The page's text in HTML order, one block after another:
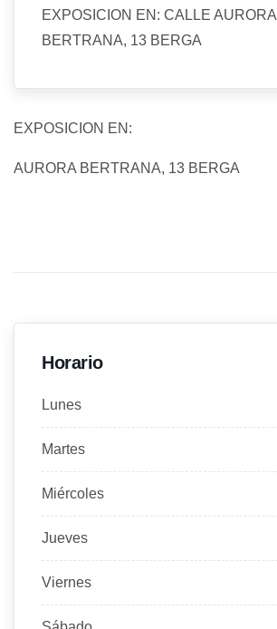
EXPOSICION EN: CALLE AURORA
BERTRANA, 13 BERGA
EXPOSICION EN:
AURORA BERTRANA, 13 BERGA
Horario
Lunes
Martes
Miércoles
Jueves
Viernes